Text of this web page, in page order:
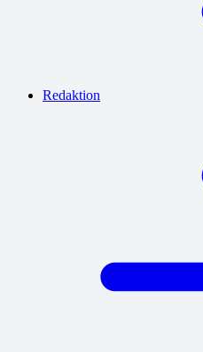
Redaktion